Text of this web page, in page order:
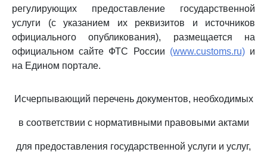
регулирующих предоставление государственной
услуги (с указанием их реквизитов и источников
официального опубликования), размещается на
официальном сайте ФТС России (www.customs.ru)и
на Едином портале.
Исчерпывающий перечень документов, необходимых
в соответствии с нормативными правовыми актами
для предоставления государственной услуги и услуг,